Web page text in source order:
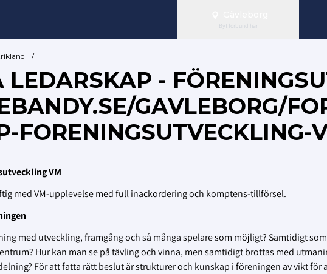
Byt förbund här
/
-
GAVLEBORG/
FORENINGSUTVECKLING-
VM
med VM-upplevelse med full inackordering och komptens-tillförsel.
med utveckling, framgång och så många spelare som möjligt? Samtidigt
Hur kan man se på tävling och vinna, men samtidigt brottas med
För att fatta rätt beslut är strukturer och kunskap i föreningen av vikt för